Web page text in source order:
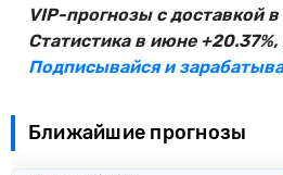
VIP-прогнозы с доставкой в
Статистика в июне
Подписывайся и
Ближайшие прогнозы